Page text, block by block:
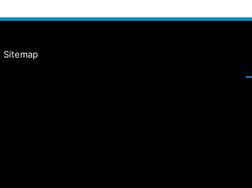
Sitemap